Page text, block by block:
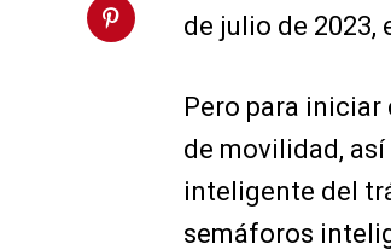
de julio de
Pero para iniciar
de movilidad,
inteligente del
semáforos